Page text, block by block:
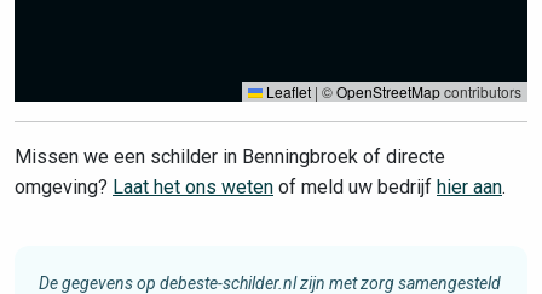
Leaflet | ©OpenStreetMapcontributors
Missen we een schilder in Benningbroek of directe
omgeving? Laat het ons weten of meld uw bedrijf hier aan.
De gegevens op debeste-schilder.nl zijn met zorg samengesteld